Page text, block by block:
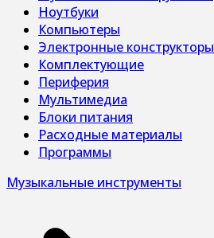
Ноутбуки
Компьютеры
Электронные конструкторы
Комплектующие
Периферия
Мультимедиа
Блоки питания
Расходные материалы
Программы
Музыкальные инструменты